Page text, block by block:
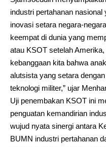
industri pertahanan
inovasi setara negara-
keempat di dunia yang
atau KSOT setelah
kebanggaan kita bahwa
alutsista yang setara
teknologi militer,” ujar
Uji penembakan KSOT ini
penguatan kemandirian
wujud nyata sinergi antara
BUMN industri pertahanan